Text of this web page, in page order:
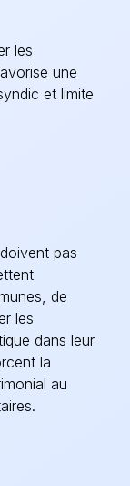
les
une
et limite
pas
de
les
dans leur
la
au